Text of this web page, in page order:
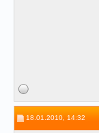
18.01.2010, 14:32